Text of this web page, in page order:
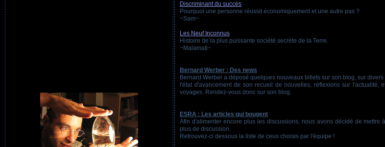
Discriminant du succès
Pourquoi une personne réussit économiquement et une autre pas ?
~Sam~
Les Neuf Inconnus
Histoire de la plus puissante société secrète de la Terre.
~Malamati~
Bernard Werber : Des news
Bernard Werber a déposé quelques nouveaux billets sur son blog, sur
l'état d'avancement de son recueil de nouvelles, réflexions sur l'actualité,
voyages. Rendez-vous donc sur son blog.
ESRA : Les articles qui bougent
Afin d'alimenter encore plus les discussions, nous avons décidé de mettre
plus de discussion.
Retrouvez-ci dessous la liste de ceux choisis par l'équipe !